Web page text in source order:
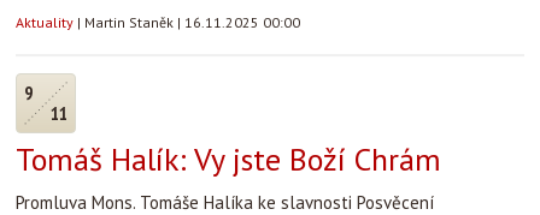
Aktuality | Martin Staněk | 16.11.2025 00:00
9
11
Tomáš Halík: Vy jste Boží Chrám
Promluva Mons. Tomáše Halíka ke slavnosti Posvěcení